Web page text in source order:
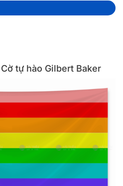
tự hào Gilbert Baker